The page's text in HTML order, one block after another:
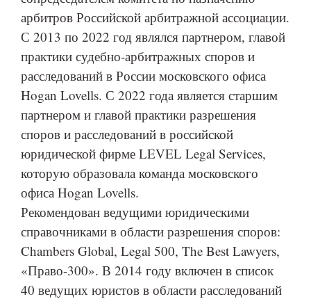
арбитров Российской арбитражной ассоциации.
С 2013 по 2022 год являлся партнером, главой
практики судебно-арбитражных споров и
расследований в России московского офиса
Hogan Lovells. С 2022 года является старшим
партнером и главой практики разрешения
споров и расследований в российской
юридической фирме LEVEL Legal Services,
которую образовала команда московского
офиса Hogan Lovells.
Рекомендован ведущими юридическими
справочниками в области разрешения споров:
Chambers Global, Legal 500, The Best Lawyers,
«Право-300». В 2014 году включен в список
40 ведущих юристов в области расследований